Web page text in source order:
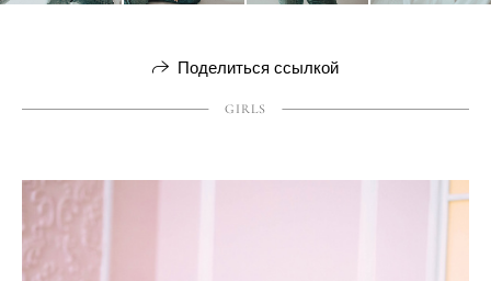
Поделиться ссылкой
GIRLS